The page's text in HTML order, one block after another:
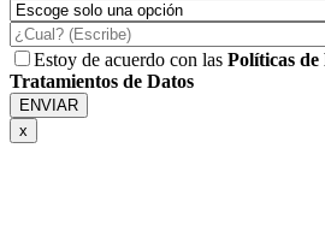
Estoy de acuerdo con las Políticas
Tratamientos de Datos
x